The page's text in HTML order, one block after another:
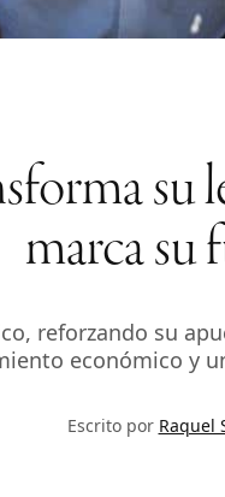
su
marca su
reforzando su
económico y
Escrito por Raquel